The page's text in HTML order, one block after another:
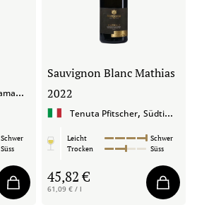
A
zienda Agricola Inama
,Venetien
Schwer
Süss
Sauvignon Blanc Mathias
2022
Tenuta Pfitscher, Südtirol
Leicht
Schwer
Trocken
Süss
45,82 €
61,09 € / l